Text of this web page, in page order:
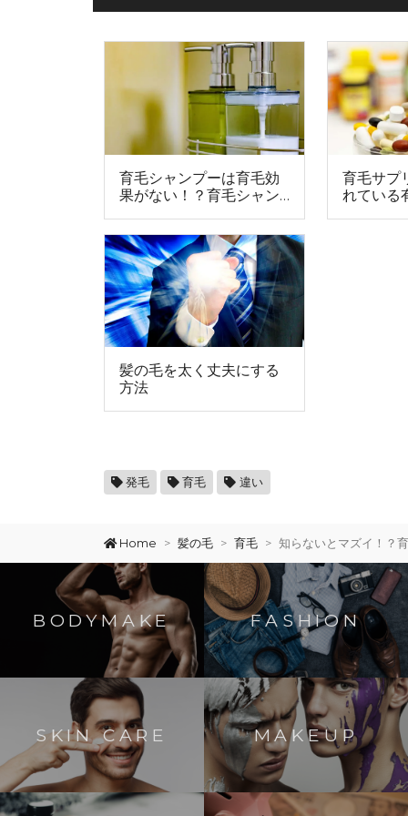
育毛シャンプーは育毛効
果がない！？育毛シャン
育毛サプ
れている
髪の毛を太く丈夫にする
方法
発毛 育毛 違い
Home 髪の毛 育毛 知らないとマズイ！？
BODYMAKE FASHION
SKIN CARE MAKEUP